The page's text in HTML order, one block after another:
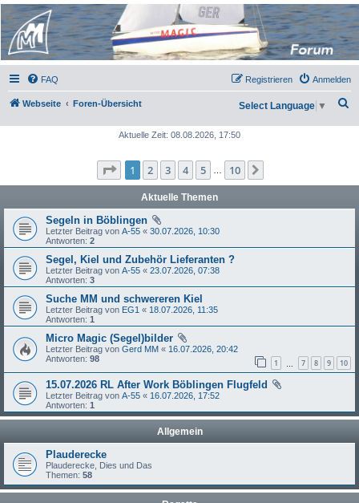
Micro Magic Forum
Deutschland
FAQ Anmelden
Registrieren
Webseite Foren-Übersicht Select Language ▼
Aktuelle Zeit: 08.08.2026, 17:50
Seite 1von 10
1 2 3 4 5 10
Aktuelle Themen
Segeln in Böblingen
Letzter Beitrag von A-55 « 30.07.2026, 10:30
Antworten: 2
Segel, Kiel und Zubehör Lieferanten ?
Letzter Beitrag von A-55 « 23.07.2026, 07:38
Antworten: 3
Suche MM und schwereren Kiel
Letzter Beitrag von EG1 « 18.07.2026, 11:35
Antworten: 1
Micro Magic (Segel)bilder
Letzter Beitrag von Gerd MM « 16.07.2026, 20:42
Antworten: 98 1 7 8 9 10
15.07.2026 RL After Work Böblingen Flugfeld
Letzter Beitrag von A-55 « 16.07.2026, 17:52
Antworten: 1
Allgemein
Plauderecke
Plauderecke, Dies und Das
Themen: 58